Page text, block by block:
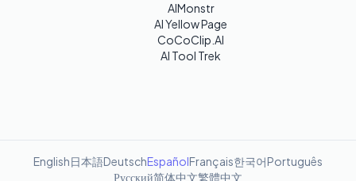
AIMonstr
AI Yellow Page
CoCoClip.AI
AI Tool Trek
English日本語DeutschEspañolFrançais한국어Português
Русский简体中文繁體中文